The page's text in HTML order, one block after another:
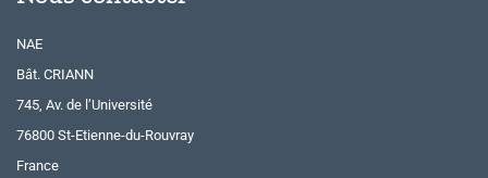
NAE
Bât. CRIANN
745, Av. de l’Université
76800 St-Etienne-du-Rouvray
France